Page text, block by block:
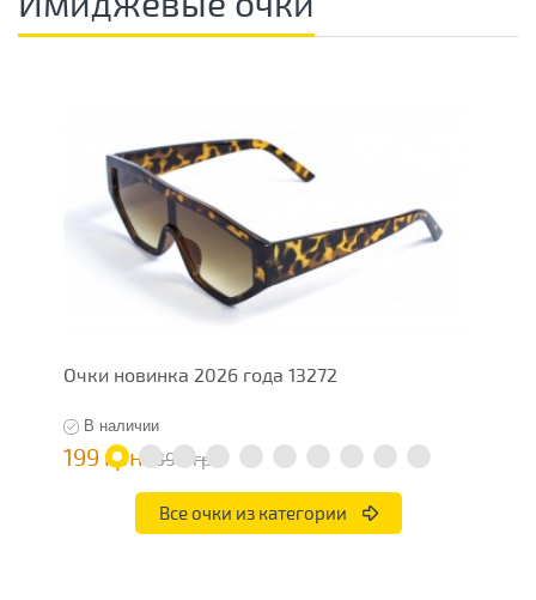
Очки новинка 2026 года 13272
В наличии
199 грн 398 грн
Все очки из категории